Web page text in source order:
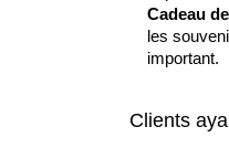
Cadeau
les
important.
Clients